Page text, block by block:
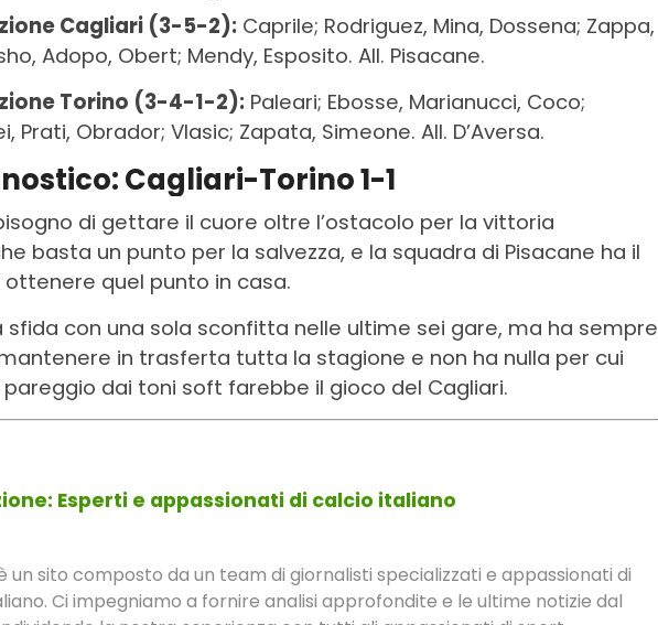
Cagliari (3-5-2): Caprile; Rodriguez, Mina, Dossena; Zappa,
Adopo, Obert; Mendy, Esposito. All. Pisacane.
Torino (3-4-1-2): Paleari; Ebosse, Marianucci, Coco;
Prati, Obrador; Vlasic; Zapata, Simeone. All. D’Aversa.
Cagliari-Torino 1-1
di gettare il cuore oltre l’ostacolo per la vittoria
basta un punto per la salvezza, e la squadra di Pisacane ha il
quel punto in casa.
sfida con una sola sconfitta nelle ultime sei gare, ma ha sempre
in trasferta tutta la stagione e non ha nulla per cui
pareggio dai toni soft farebbe il gioco del Cagliari.
Esperti e appassionati di calcio italiano
un sito composto da un team di giornalisti specializzati e appassionati di
Ci impegniamo a fornire analisi approfondite e le ultime notizie dal